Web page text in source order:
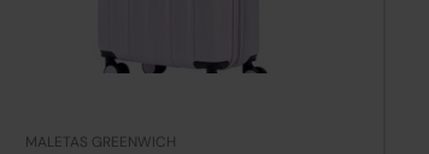
MALETAS GREENWICH